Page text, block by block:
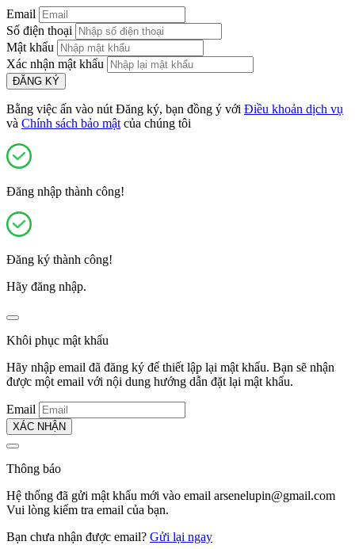
Email
Số điện thoại
Mật khẩu
Xác nhận mật khẩu
ĐĂNG KÝ
Bằng việc ấn vào nút Đăng ký, bạn đồng ý với Điều khoản dịch vụ
và Chính sách bảo mật của chúng tôi
Đăng nhập thành công!
Đăng ký thành công!
Hãy đăng nhập.
Khôi phục mật khẩu
Hãy nhập email đã đăng ký để thiết lập lại mật khẩu. Bạn sẽ nhận
được một email với nội dung hướng dẫn đặt lại mật khẩu.
Email
XÁC NHẬN
Thông báo
Hệ thống đã gửi mật khẩu mới vào email arsenelupin@gmail.com
Vui lòng kiểm tra email của bạn.
Bạn chưa nhận được email? Gửi lại ngay